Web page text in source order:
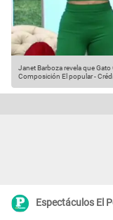
Janet Barboza revela que
Composición El popular-
Espectáculos El